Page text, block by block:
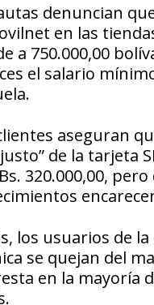
denuncian
en las
a 750.000,00
el salario
aseguran
de la tarjeta
320.000,00,
los usuarios de
se quejan del
en la mayoría